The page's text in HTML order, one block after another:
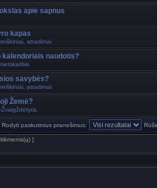
apie sapnus
kapas
atradimai
kalendoriais naudotis?
savybės?
atradimai
Žemė?
Rodyti paskutinius pranešimus:
]